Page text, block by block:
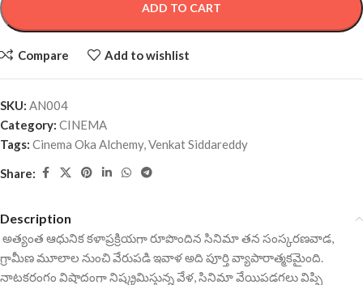
ADD TO CART
Compare Add to wishlist
SKU: AN004
Category: CINEMA
Tags: Cinema Oka Alchemy,Venkat Siddareddy
Share:
Description
అత్యంత ఆధునిక కళాప్రక్రియగా రూపొందిన సినిమా తన సంస్కరణవాడ,
గ్రామీణ మూలాల నుంచి వేరుపడి ఇవాళ అది పూర్తి వ్యాపారాత్మకమైంది.
నాటకరంగం విషాదంగా నిష్క్రమిస్తున్న వేళ, సినిమా వేయిపడగలు విప్పి